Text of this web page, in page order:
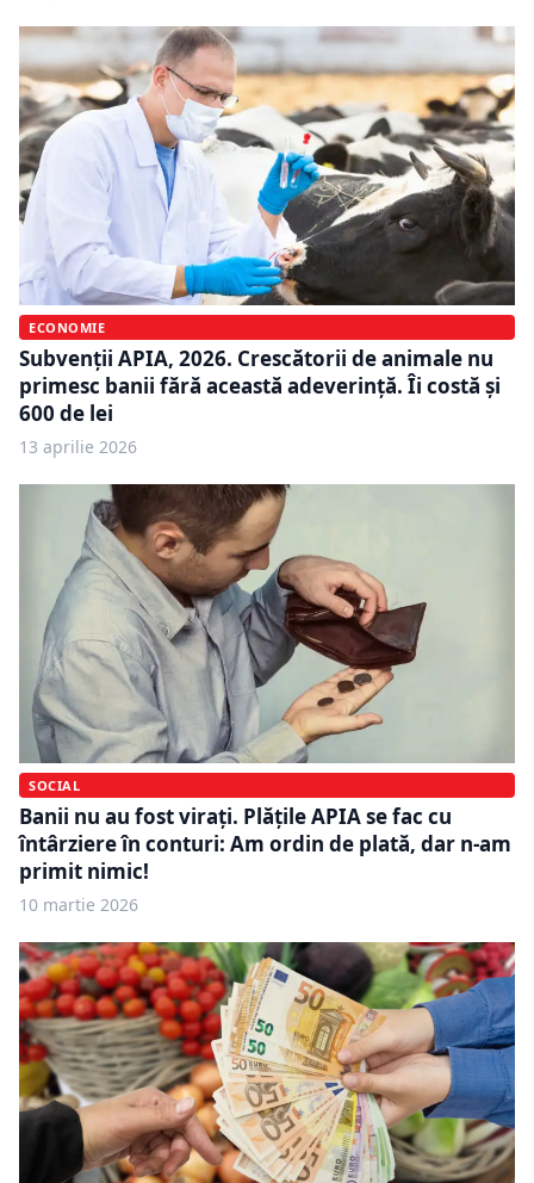
ECONOMIE
Subvenții APIA, 2026. Crescătorii de animale nu
primesc banii fără această adeverință. Îi costă și
600 de lei
13 aprilie 2026
SOCIAL
Banii nu au fost virați. Plățile APIA se fac cu
întârziere în conturi: Am ordin de plată, dar n-am
primit nimic!
10 martie 2026